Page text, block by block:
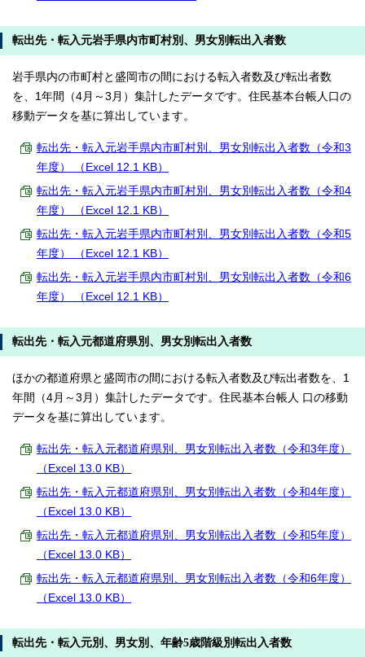
転出先・転入元岩手県内市町村別、男女別転出入者数
岩手県内の市町村と盛岡市の間における転入者数及び転出者数
を、1年間（4月～3月）集計したデータです。住民基本台帳人口の
移動データを基に算出しています。
転出先・転入元岩手県内市町村別、男女別転出入者数（令和3
年度） （Excel 12.1 KB）
転出先・転入元岩手県内市町村別、男女別転出入者数（令和4
年度） （Excel 12.1 KB）
転出先・転入元岩手県内市町村別、男女別転出入者数（令和5
年度） （Excel 12.1 KB）
転出先・転入元岩手県内市町村別、男女別転出入者数（令和6
年度） （Excel 12.1 KB）
転出先・転入元都道府県別、男女別転出入者数
ほかの都道府県と盛岡市の間における転入者数及び転出者数を、1
年間（4月～3月）集計したデータです。住民基本台帳人 口の移動
データを基に算出しています。
転出先・転入元都道府県別、男女別転出入者数（令和3年度）
（Excel 13.0 KB）
転出先・転入元都道府県別、男女別転出入者数（令和4年度）
（Excel 13.0 KB）
転出先・転入元都道府県別、男女別転出入者数（令和5年度）
（Excel 13.0 KB）
転出先・転入元都道府県別、男女別転出入者数（令和6年度）
（Excel 13.0 KB）
転出先・転入元別、男女別、年齢5歳階級別転出入者数